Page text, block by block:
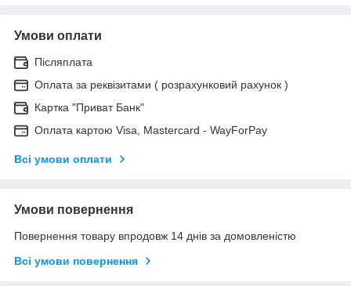
Умови оплати
Післяплата
Оплата за реквізитами ( розрахунковий рахунок )
Картка "Приват Банк"
Оплата картою Visa, Mastercard - WayForPay
Всі умови оплати
Умови повернення
Повернення товару впродовж 14 днів за домовленістю
Всі умови повернення